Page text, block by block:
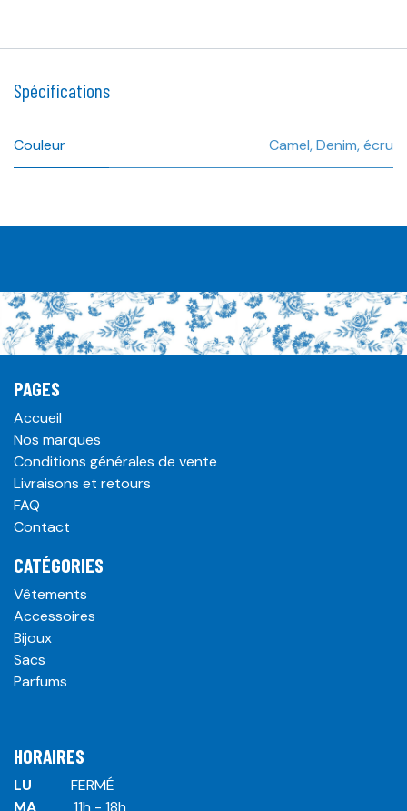
Spécifications
Couleur Camel,Denim,écru
PAGES
Accueil
Nos marques
Conditions générales de vente
Livraisons et retours
FAQ
Contact
CATÉGORIES
Vêtements
Accessoires
Bijoux
Sacs
Parfums
HORAIRES
LU
​ ​FERMÉ